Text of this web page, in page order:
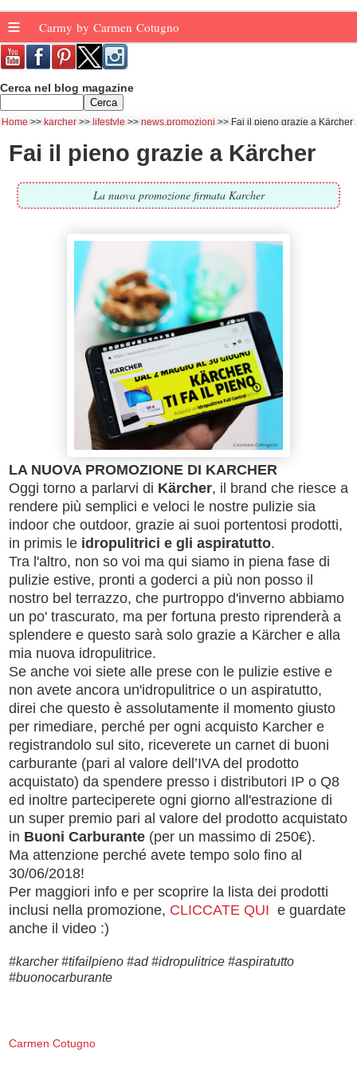
≡ Carmy by Carmen Cotugno
Cerca nel blog magazine
Home karcher lifestyle news.promozioni Fai il pieno grazie a Kärcher
Fai il pieno grazie a Kärcher
La nuova promozione firmata Karcher
LA NUOVA PROMOZIONE DI KARCHER
Oggi torno a parlarvi di Kärcher, il brand che riesce a
rendere più semplici e veloci le nostre pulizie sia
indoor che outdoor, grazie ai suoi portentosi prodotti,
in primis le idropulitrici e gli aspiratutto.
Tra l'altro, non so voi ma qui siamo in piena fase di
pulizie estive, pronti a goderci a più non posso il
nostro bel terrazzo, che purtroppo d'inverno abbiamo
un po' trascurato, ma per fortuna presto riprenderà a
splendere e questo sarà solo grazie a Kärcher e alla
mia nuova idropulitrice.
Se anche voi siete alle prese con le pulizie estive e
non avete ancora un'idropulitrice o un aspiratutto,
direi che questo è assolutamente il momento giusto
per rimediare, perché per ogni acquisto Karcher e
registrandolo sul sito, riceverete un carnet di buoni
carburante (pari al valore dell’IVA del prodotto
acquistato) da spendere presso i distributori IP o Q8
ed inoltre parteciperete ogni giorno all'estrazione di
un super premio pari al valore del prodotto acquistato
in Buoni Carburante (per un massimo di 250€).
Ma attenzione perché avete tempo solo fino al
30/06/2018!
Per maggiori info e per scoprire la lista dei prodotti
inclusi nella promozione, CLICCATE QUI e guardate
anche il video :)
#karcher #tifailpieno #ad #idropulitrice #aspiratutto
#buonocarburante
Carmen Cotugno